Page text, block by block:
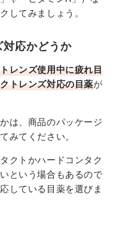
してみましょう。
応かどうか
レンズ使用中に疲れ目
トレンズ対応の目薬が
は、商品のパッケージ
みてください。
クトかハードコンタク
という場合もあるので
している目薬を選びま